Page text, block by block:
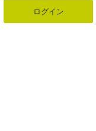
ログイン